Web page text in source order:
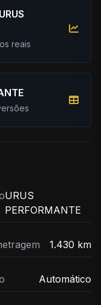
reais
URUS
PERFORMANTE
1.430 km
Automático